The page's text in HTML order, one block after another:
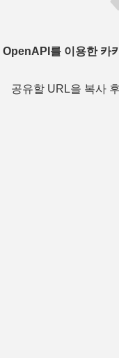
OpenAPI를 이용한 카
공유할 URL을 복사